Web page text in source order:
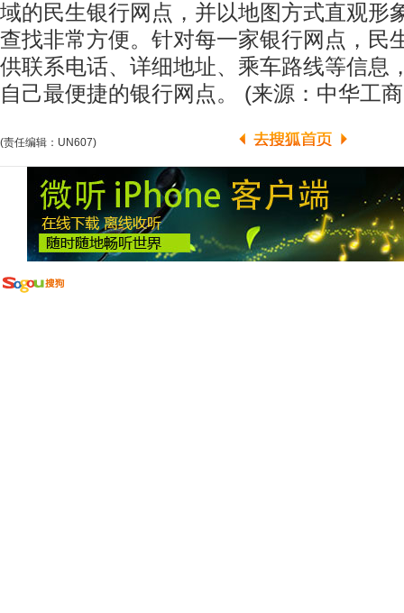
域的民生银行网点，并以地图方式直观形
查找非常方便。针对每一家银行网点，民
供联系电话、详细地址、乘车路线等信息
自己最便捷的银行网点。 (来源：中华工
(责任编辑：UN607)